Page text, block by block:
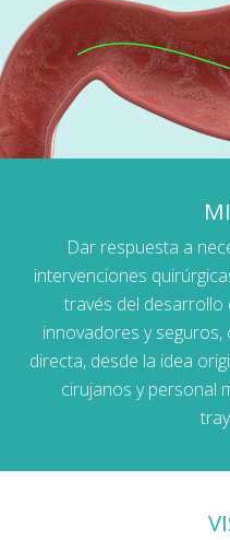
Dar respuesta a
intervenciones
través del
innovadores y seguros,
directa, desde la idea
cirujanos y personal